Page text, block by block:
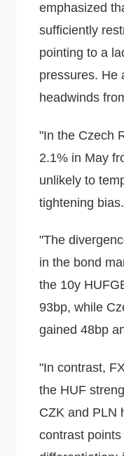
emphasized
sufficiently
pointing to a
pressures. He
headwinds
"In the Czech
2.1% in May
unlikely to
tightening
"The
in the bond
the 10y
93bp, while
gained 48bp
"In contrast,
the HUF
CZK and PLN
contrast